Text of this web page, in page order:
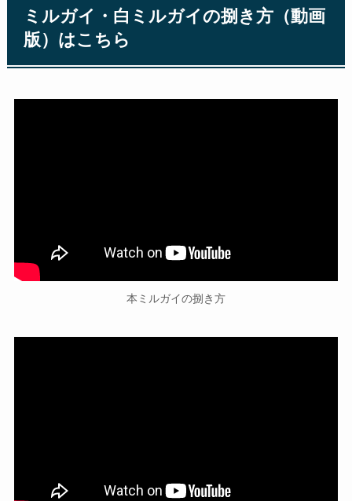
ミルガイ・白ミルガイの捌き方（動画
版）はこちら
本ミルガイの捌き方